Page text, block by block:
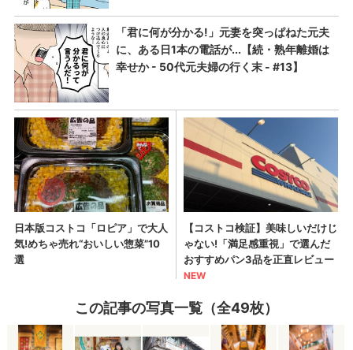
この記事の写真一覧（全49枚）